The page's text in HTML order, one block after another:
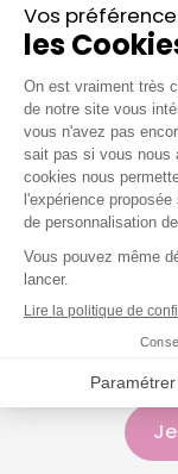
Nettoyer
moquette,
Entretenir
Entretenir
Nettoyer
Laver votre
Nous